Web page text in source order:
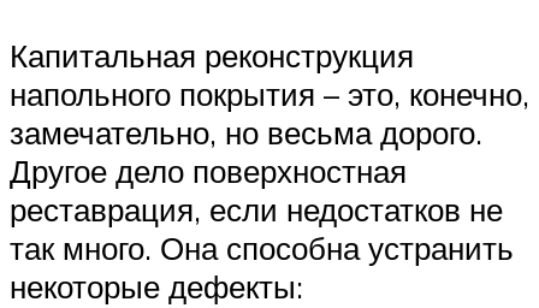
Капитальная реконструкция
напольного покрытия – это, конечно,
замечательно, но весьма дорого.
Другое дело поверхностная
реставрация, если недостатков не
так много. Она способна устранить
некоторые дефекты: